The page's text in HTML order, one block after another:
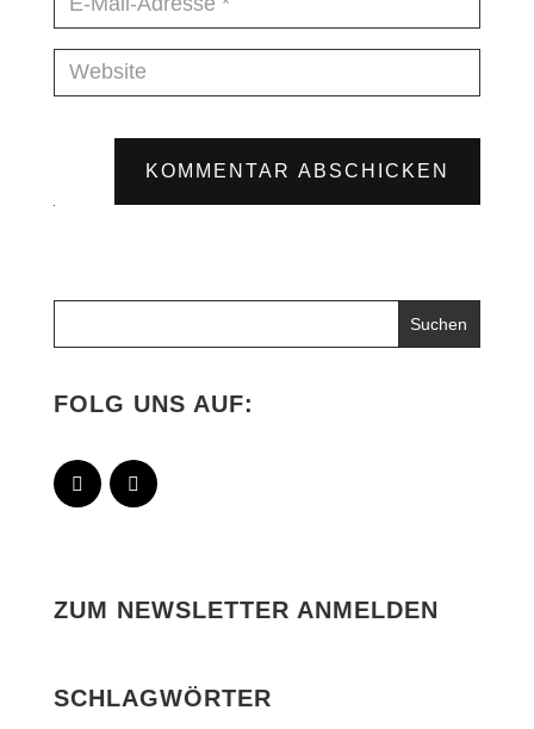
KOMMENTAR ABSCHICKEN
FOLG UNS AUF:
ZUM NEWSLETTER ANMELDEN
SCHLAGWÖRTER